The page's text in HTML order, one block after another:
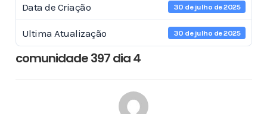
Data de Criação 30 de julho de 2025
Ultima Atualização 30 de julho de 2025
comunidade 397 dia 4